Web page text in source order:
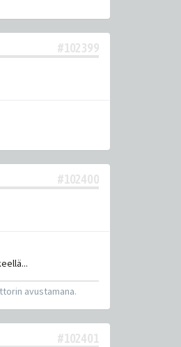
#102399
#102400
avustamana.
#102401